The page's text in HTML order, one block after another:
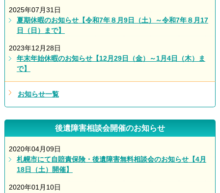
2025年07月31日
夏期休暇のお知らせ【令和7年８月9日（土）～令和7年８月17
日（日）まで】
2023年12月28日
年末年始休暇のお知らせ【12月29日（金）～1月4日（木）ま
で】
お知らせ一覧
後遺障害相談会開催のお知らせ
2020年04月09日
札幌市にて自賠責保険・後遺障害無料相談会のお知らせ【4月
18日（土）開催】
2020年01月10日